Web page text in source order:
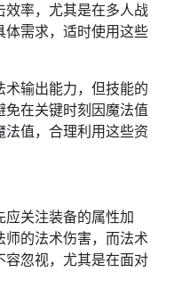
率，尤其是在多人战
体需求，适时使用这些
输出能力，但技能的
在关键时刻因魔法值
值，合理利用这些资
关注装备的属性加
师的法术伤害，而法术
忽视，尤其是在面对